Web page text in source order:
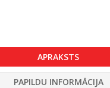
APRAKSTS
PAPILDU INFORMĀCIJA